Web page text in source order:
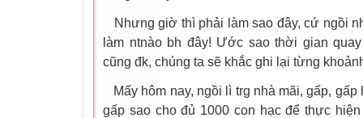
Nhưng giờ thì phải làm sao đây, cứ ngồi
làm ntnào bh đây! Ước sao thời gian
cũng đk, chúng ta sẽ khắc ghi lại từng
Mấy hôm nay, ngồi lì trg nhà mãi, gấp,
gấp sao cho đủ 1000 con hạc để thực